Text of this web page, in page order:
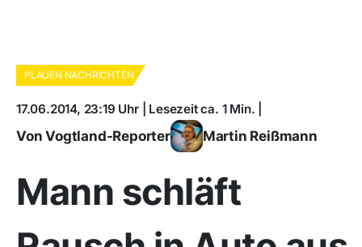
PLAUEN NACHRICHTEN
17.06.2014, 23:19 Uhr | Lesezeit ca. 1 Min. |
Von Vogtland-Reporter Martin Reißmann
Mann schläft